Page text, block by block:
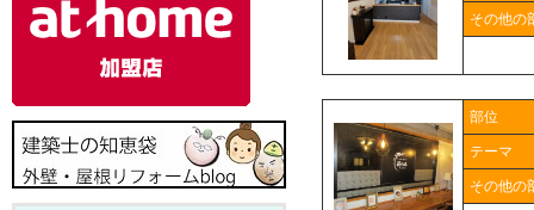
その他の
部位
テーマ
その他の